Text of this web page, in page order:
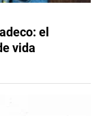
el
vida